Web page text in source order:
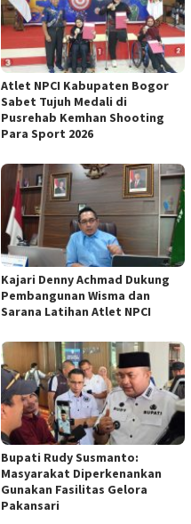
Atlet NPCI Kabupaten Bogor
Sabet Tujuh Medali di
Pusrehab Kemhan Shooting
Para Sport 2026
Kajari Denny Achmad Dukung
Pembangunan Wisma dan
Sarana Latihan Atlet NPCI
Bupati Rudy Susmanto:
Masyarakat Diperkenankan
Gunakan Fasilitas Gelora
Pakansari